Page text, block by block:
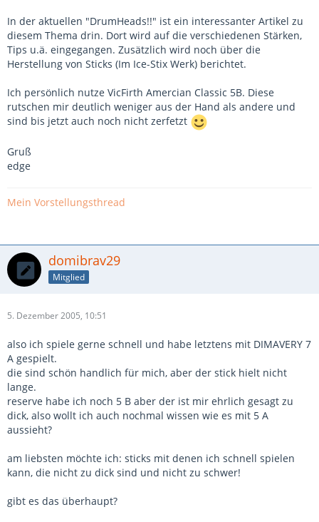
In der aktuellen "DrumHeads!!" ist ein interessanter Artikel zu
diesem Thema drin. Dort wird auf die verschiedenen Stärken,
Tips u.ä. eingegangen. Zusätzlich wird noch über die
Herstellung von Sticks (Im Ice-Stix Werk) berichtet.
Ich persönlich nutze VicFirth Amercian Classic 5B. Diese
rutschen mir deutlich weniger aus der Hand als andere und
sind bis jetzt auch noch nicht zerfetzt
Gruß
edge
Mein Vorstellungsthread
domibrav29
Mitglied
5. Dezember 2005, 10:51
also ich spiele gerne schnell und habe letztens mit DIMAVERY 7
A gespielt.
die sind schön handlich für mich, aber der stick hielt nicht
lange.
reserve habe ich noch 5 B aber der ist mir ehrlich gesagt zu
dick, also wollt ich auch nochmal wissen wie es mit 5 A
aussieht?
am liebsten möchte ich: sticks mit denen ich schnell spielen
kann, die nicht zu dick sind und nicht zu schwer!
gibt es das überhaupt?